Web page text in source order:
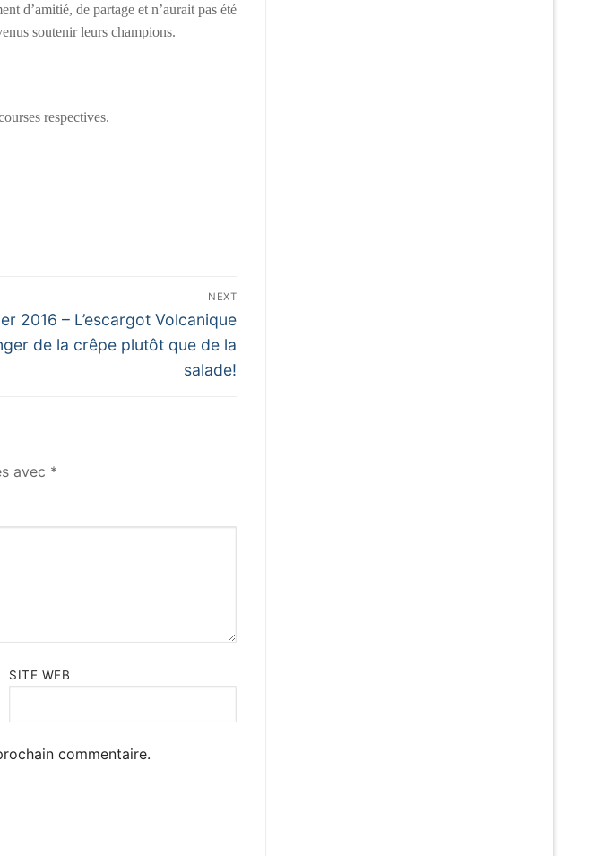
d’amitié, de partage et n’aurait pas été
soutenir leurs champions.
respectives.
NEXT
2016 – L’escargot Volcanique
de la crêpe plutôt que de la
salade!
avec *
SITE WEB
commentaire.